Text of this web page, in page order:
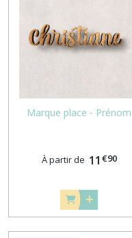
Marque place - Prénom
À partir de 11 €90
GROSSESSE
(6)
(1)
Afficher
les